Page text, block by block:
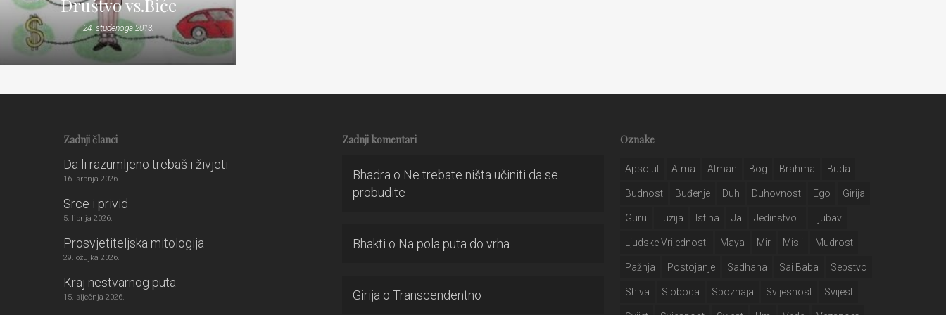
Društvo vs.Biće
24. studenoga 2013.
Zadnji članci
Da li razumljeno trebaš i živjeti
16. srpnja 2026.
Srce i privid
5. lipnja 2026.
Prosvjetiteljska mitologija
29. ožujka 2026.
Kraj nestvarnog puta
15. siječnja 2026.
Zadnji komentari
Bhadra o Ne trebate ništa učiniti da se
probudite
Bhakti o Na pola puta do vrha
Girija o Transcendentno
Oznake
Apsolut Atma Atman Bog Brahma Buda
Budnost Buđenje Duh Duhovnost Ego Girija
Guru Iluzija Istina Ja Jedinstvo.. Ljubav
Ljudske Vrijednosti Maya Mir Misli Mudrost
Pažnja Postojanje Sadhana Sai Baba Sebstvo
Shiva Sloboda Spoznaja Svijesnost Svijest